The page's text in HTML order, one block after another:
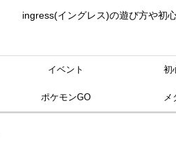
ingress(イングレス)の遊び方や初
イベント 初
ポケモンGO メ